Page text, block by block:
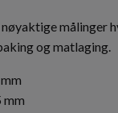
målinger
og matlaging.
mm